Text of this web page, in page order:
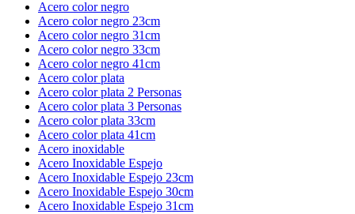
Acero color negro
Acero color negro 23cm
Acero color negro 31cm
Acero color negro 33cm
Acero color negro 41cm
Acero color plata
Acero color plata 2 Personas
Acero color plata 3 Personas
Acero color plata 33cm
Acero color plata 41cm
Acero inoxidable
Acero Inoxidable Espejo
Acero Inoxidable Espejo 23cm
Acero Inoxidable Espejo 30cm
Acero Inoxidable Espejo 31cm